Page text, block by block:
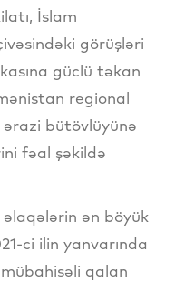
İslam
görüşləri
güclü təkan
regional
bütövlüyünə
fəal şəkildə
əlaqələrin ən böyük
ci ilin yanvarında
qalan